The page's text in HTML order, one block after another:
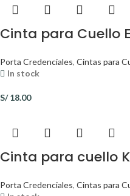
Cinta para Cuello
Porta Credenciales, Cintas para
In stock
S/18.00
Cinta para cuello
Porta Credenciales, Cintas para